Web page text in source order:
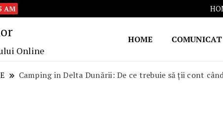
AM
Online
HOME COMUNICAT
Camping in Delta Dunării: De ce trebuie să ţii cont